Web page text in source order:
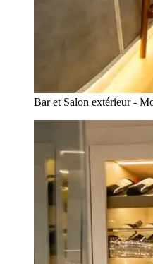
Bar et Salon extérieur -